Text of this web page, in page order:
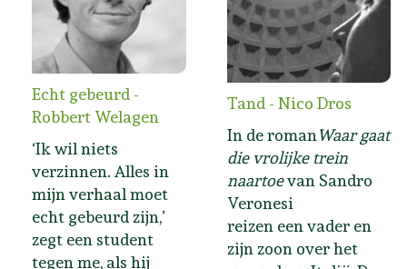
Echt gebeurd -
Robbert Welagen
‘Ik wil niets
verzinnen. Alles in
mijn verhaal moet
echt gebeurd zijn,’
zegt een student
tegen me, als hij
Tand - Nico Dros
In de romanWaar gaat
die vrolijke trein
naartoevan Sandro
Veronesi
reizen een vader en
zijn zoon over het